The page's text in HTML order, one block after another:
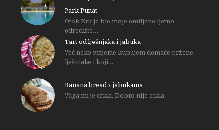
Park Punat
Otok Krk je bio moje omiljeno ljetno
odredište…
Tart od lješnjaka i jabuka
Već neko vrijeme kupujem domaće pržene
lješnjake i koji…
Banana bread s jabukama
Vaga mi je crkla. Dobro nije crkla…